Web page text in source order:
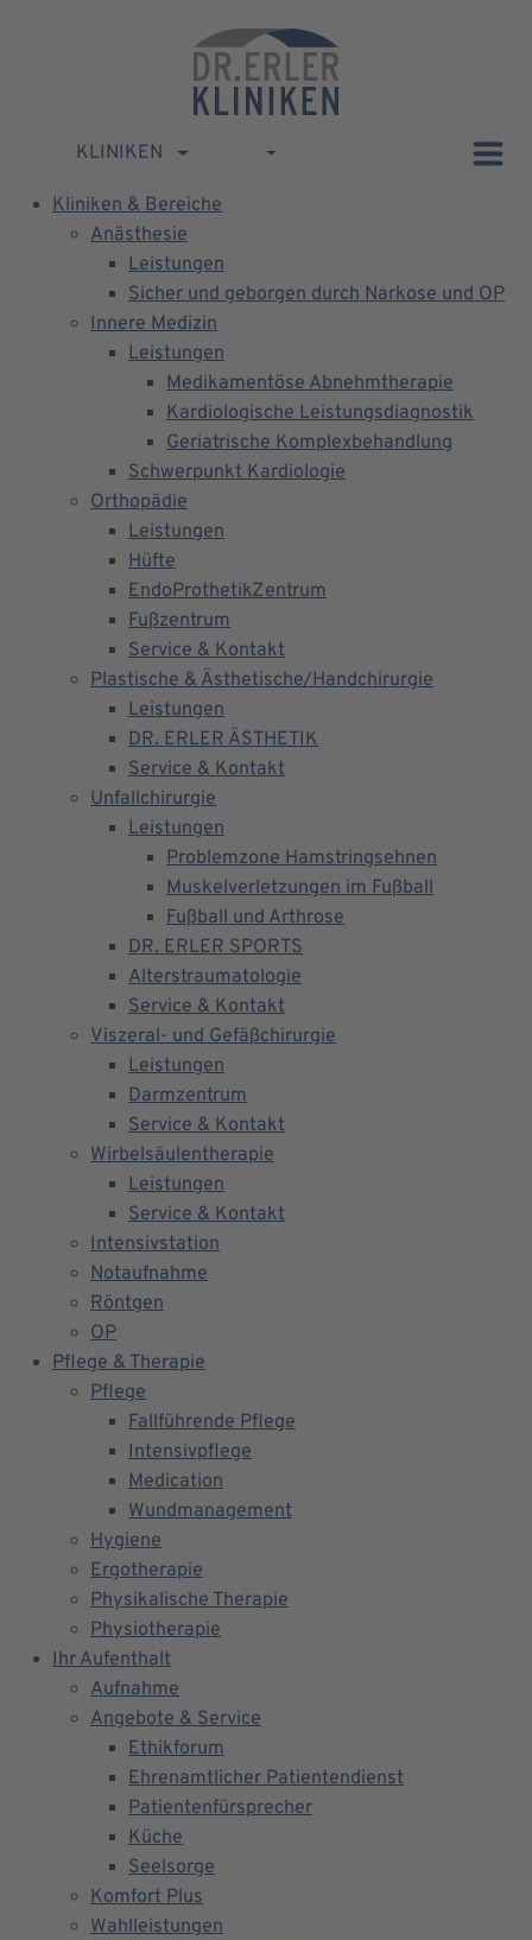
KLINIKEN
Kliniken & Bereiche
Anästhesie
Leistungen
Sicher und geborgen durch Narkose und OP
Innere Medizin
Leistungen
Medikamentöse Abnehmtherapie
Kardiologische Leistungsdiagnostik
Geriatrische Komplexbehandlung
Schwerpunkt Kardiologie
Orthopädie
Leistungen
Hüfte
EndoProthetikZentrum
Fußzentrum
Service & Kontakt
Plastische & Ästhetische/Handchirurgie
Leistungen
DR. ERLER ÄSTHETIK
Service & Kontakt
Unfallchirurgie
Leistungen
Problemzone Hamstringsehnen
Muskelverletzungen im Fußball
Fußball und Arthrose
DR. ERLER SPORTS
Alterstraumatologie
Service & Kontakt
Viszeral- und Gefäßchirurgie
Leistungen
Darmzentrum
Service & Kontakt
Wirbelsäulentherapie
Leistungen
Service & Kontakt
Intensivstation
Notaufnahme
Röntgen
OP
Pflege & Therapie
Pflege
Fallführende Pflege
Intensivpflege
Medication
Wundmanagement
Hygiene
Ergotherapie
Physikalische Therapie
Physiotherapie
Ihr Aufenthalt
Aufnahme
Angebote & Service
Ethikforum
Ehrenamtlicher Patientendienst
Patientenfürsprecher
Küche
Seelsorge
Komfort Plus
Wahlleistungen